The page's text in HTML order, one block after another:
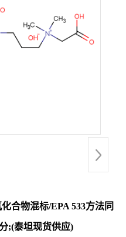
合物混标/EPA 533方法同
;(泰坦现货供应)